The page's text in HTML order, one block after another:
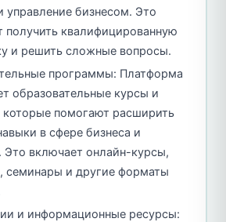
управление бизнесом. Это
получить квалифицированную
и решить сложные вопросы.
программы: Платформа
образовательные курсы и
которые помогают расширить
в сфере бизнеса и
Это включает онлайн-курсы,
семинары и другие форматы
и информационные ресурсы: